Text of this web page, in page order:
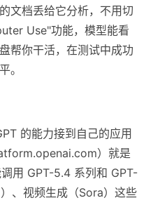
文档丢给它分析，不用切
Use"功能，模型能看
帮你干活，在测试中成功
。
的能力接到自己的应用
）就是
用 GPT-5.4 系列和 GPT-
、视频生成（Sora）这些